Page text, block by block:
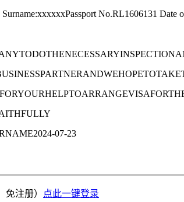
No.RL1606131 Date
07-23
注册）
点此一键登录